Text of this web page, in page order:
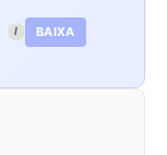
I BAIXA